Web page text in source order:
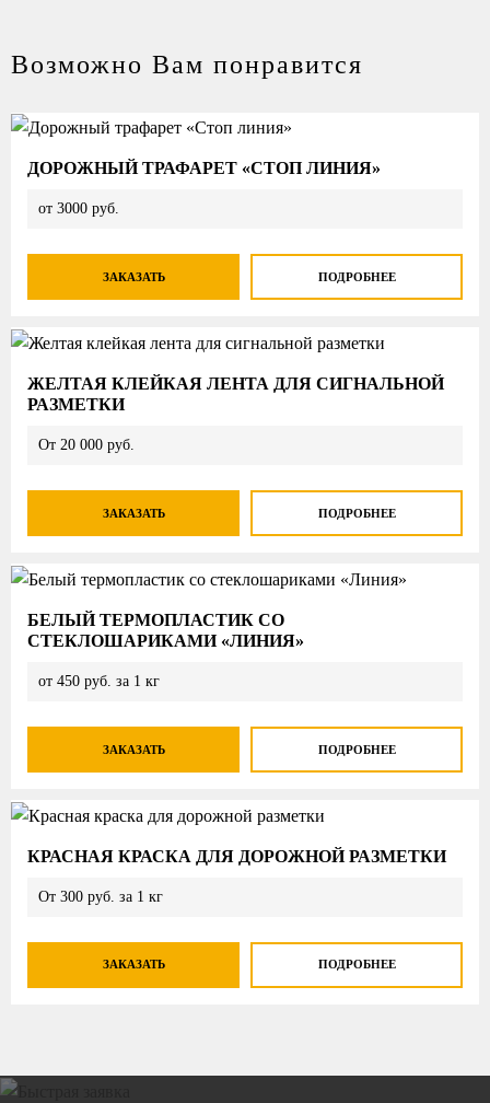
Возможно Вам понравится
ДОРОЖНЫЙ ТРАФАРЕТ «СТОП ЛИНИЯ»
от 3000 руб.
ЗАКАЗАТЬ ПОДРОБНЕЕ
ЖЕЛТАЯ КЛЕЙКАЯ ЛЕНТА ДЛЯ СИГНАЛЬНОЙ
РАЗМЕТКИ
От 20 000 руб.
ЗАКАЗАТЬ ПОДРОБНЕЕ
БЕЛЫЙ ТЕРМОПЛАСТИК СО
СТЕКЛОШАРИКАМИ «ЛИНИЯ»
от 450 руб. за 1 кг
ЗАКАЗАТЬ ПОДРОБНЕЕ
КРАСНАЯ КРАСКА ДЛЯ ДОРОЖНОЙ РАЗМЕТКИ
От 300 руб. за 1 кг
ЗАКАЗАТЬ ПОДРОБНЕЕ